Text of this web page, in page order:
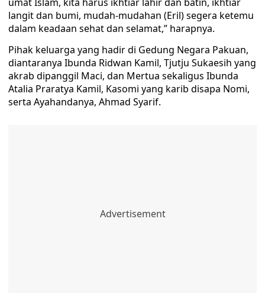
langit dan bumi, mudah-mudahan (Eril) segera ketemu
dalam keadaan sehat dan selamat,” harapnya.
Pihak keluarga yang hadir di Gedung Negara Pakuan,
diantaranya Ibunda Ridwan Kamil, Tjutju Sukaesih yang
akrab dipanggil Maci, dan Mertua sekaligus Ibunda
Atalia Praratya Kamil, Kasomi yang karib disapa Nomi,
serta Ayahandanya, Ahmad Syarif.